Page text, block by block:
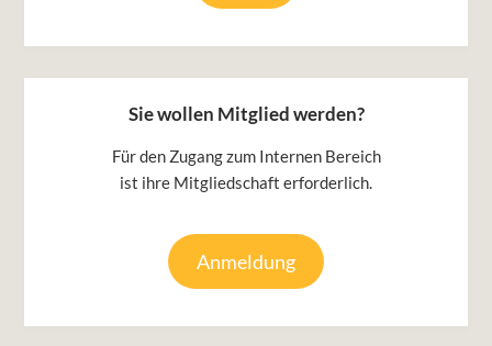
Sie wollen Mitglied werden?
Für den Zugang zum Internen Bereich
ist ihre Mitgliedschaft erforderlich.
Anmeldung